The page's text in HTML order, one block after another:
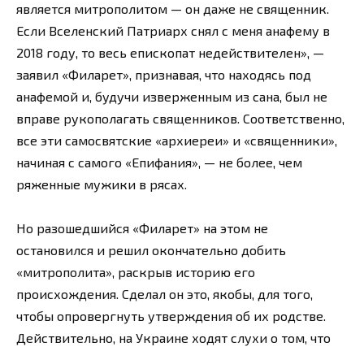
является митрополитом — он даже не священник.
Если Вселенский Патриарх снял с меня анафему в
2018 году, то весь епископат недействителен», —
заявил «Филарет», признавая, что находясь под
анафемой и, будучи изверженным из сана, был не
вправе рукополагать священников. Соответственно,
все эти самосвятские «архиереи» и «священники»,
начиная с самого «Епифания», — не более, чем
ряженные мужики в рясах.
Но разошедшийся «Филарет» на этом не
остановился и решил окончательно добить
«митрополита», раскрыв историю его
происхождения. Сделал он это, якобы, для того,
чтобы опровергнуть утверждения об их родстве.
Действительно, на Украине ходят слухи о том, что